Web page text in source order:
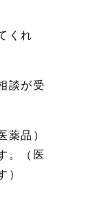
くれ
談が受
薬品）
。（医
）